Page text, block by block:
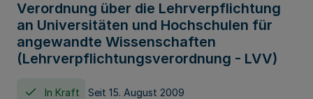
Verordnung über die Lehrverpflichtung
an Universitäten und Hochschulen für
angewandte Wissenschaften
(Lehrverpflichtungsverordnung - LVV)
In Kraft Seit 15. August 2009